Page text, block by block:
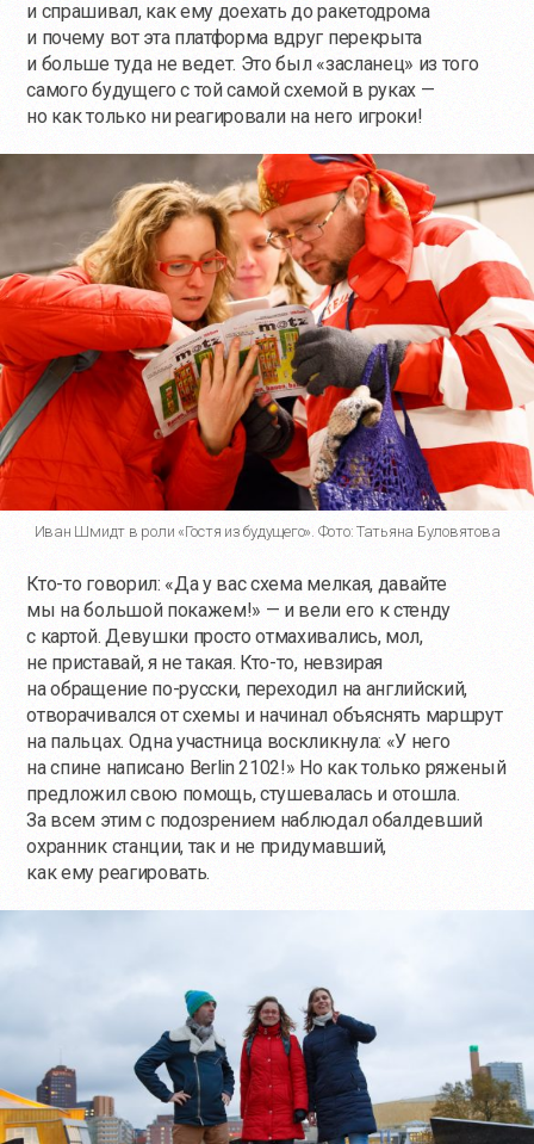
и спрашивал, как ему доехать до ракетодрома
и почему вот эта платформа вдруг перекрыта
и больше туда не ведет. Это был «засланец» из того
самого будущего с той самой схемой в руках —
но как только ни реагировали на него игроки!
Иван Шмидт в роли «Гостя из будущего». Фото: Татьяна Буловятова
Кто-тоговорил: «Да у вас схема мелкая, давайте
мы на большой покажем!» — и вели его к стенду
с картой. Девушки просто отмахивались, мол,
не приставай, я не такая. Кто-то, невзирая
на обращение по-русски, переходил на английский,
отворачивался от схемы и начинал объяснять маршрут
на пальцах. Одна участница воскликнула: «У него
на спине написано Berlin 2102!» Но как только ряженый
предложил свою помощь, стушевалась и отошла.
За всем этим с подозрением наблюдал обалдевший
охранник станции, так и не придумавший,
как ему реагировать.